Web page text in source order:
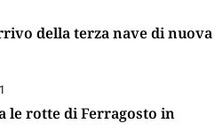
della terza nave di nuova
le rotte di Ferragosto in